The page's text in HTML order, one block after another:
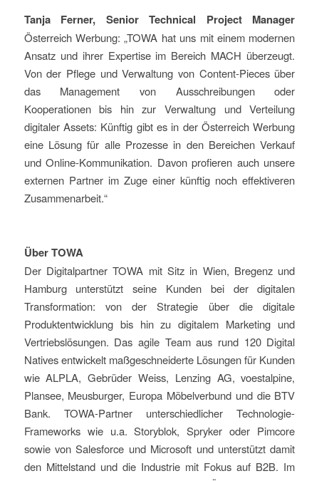
Tanja Ferner, Senior Technical Project Manager
Österreich Werbung: „TOWA hat uns mit einem modernen
Ansatz und ihrer Expertise im Bereich MACH überzeugt.
Von der Pflege und Verwaltung von Content-Pieces über
das Management von Ausschreibungen oder
Kooperationen bis hin zur Verwaltung und Verteilung
digitaler Assets: Künftig gibt es in der Österreich Werbung
eine Lösung für alle Prozesse in den Bereichen Verkauf
und Online-Kommunikation. Davon profieren auch unsere
externen Partner im Zuge einer künftig noch effektiveren
Zusammenarbeit.“
Über TOWA
Der Digitalpartner TOWA mit Sitz in Wien, Bregenz und
Hamburg unterstützt seine Kunden bei der digitalen
Transformation: von der Strategie über die digitale
Produktentwicklung bis hin zu digitalem Marketing und
Vertriebslösungen. Das agile Team aus rund 120 Digital
Natives entwickelt maßgeschneiderte Lösungen für Kunden
wie ALPLA, Gebrüder Weiss, Lenzing AG, voestalpine,
Plansee, Meusburger, Europa Möbelverbund und die BTV
Bank. TOWA-Partner unterschiedlicher Technologie-
Frameworks wie u.a. Storyblok, Spryker oder Pimcore
sowie von Salesforce und Microsoft und unterstützt damit
den Mittelstand und die Industrie mit Fokus auf B2B. Im